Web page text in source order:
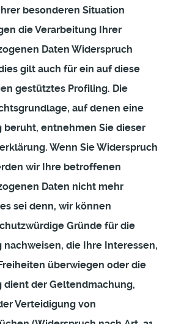
besonderen Situation
die Verarbeitung Ihrer
Daten Widerspruch
gilt auch für ein auf diese
gestütztes Profiling. Die
auf denen eine
beruht, entnehmen Sie dieser
Wenn Sie Widerspruch
wir Ihre betroffenen
Daten nicht mehr
sei denn, wir können
Gründe für die
nachweisen, die Ihre Interessen,
überwiegen oder die
dient der Geltendmachung,
Verteidigung von